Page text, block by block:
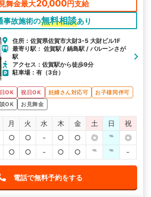
舞金最大20,000円支給
事故施術の無料相談あり
住所：佐賀県佐賀市大財3-5 大財ビル1F
最寄り駅： 佐賀駅 / 鍋島駅 / バルーンさが
駅
アクセス：佐賀駅から徒歩9分
駐車場：有（3台）
OK 祝日OK 妊婦さん対応可
お子様同伴可
OK お見舞金
月 火 水 木 金 土 日
祝
○ ○ - ○ ○ ◎ ℡
◎
○ ○ - ○ ○ ℡ ℡ -
電話で無料予約をする